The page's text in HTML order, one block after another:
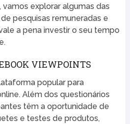
explorar algumas das
pesquisas remuneradas e
a pena investir o seu tempo
VIEWPOINTS
popular para
Além dos questionários
têm a oportunidade de
e testes de produtos,